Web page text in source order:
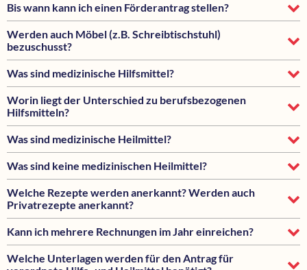
Bis wann kann ich einen Förderantrag stellen?
Werden auch Möbel (z.B. Schreibtischstuhl)
bezuschusst?
Was sind medizinische Hilfsmittel?
Worin liegt der Unterschied zu berufsbezogenen
Hilfsmitteln?
Was sind medizinische Heilmittel?
Was sind keine medizinischen Heilmittel?
Welche Rezepte werden anerkannt? Werden auch
Privatrezepte anerkannt?
Kann ich mehrere Rechnungen im Jahr einreichen?
Welche Unterlagen werden für den Antrag für